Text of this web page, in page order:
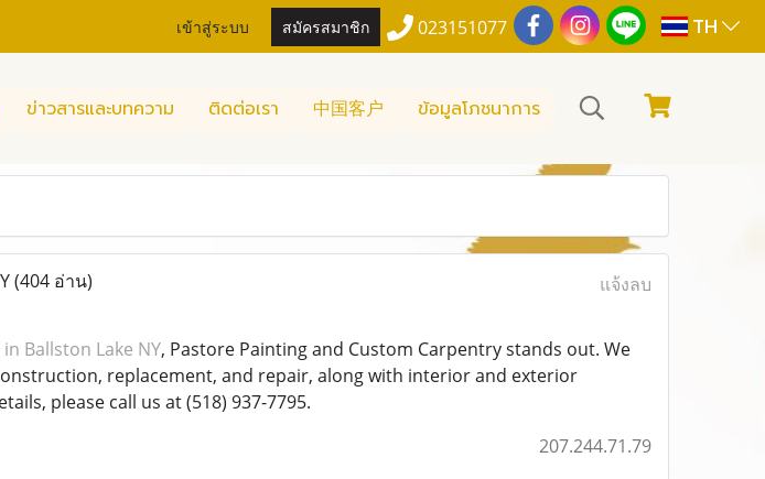
เข้าสู่ระบบ สมัครสมาชิก 023151077 TH
ข่าวสารและบทความ ติดต่อเรา 中国客户 ข้อมูลโภชนาการ
(404 อ่าน) แจ้งลบ
Ballston Lake NY, Pastore Painting and Custom Carpentry stands out. We
replacement, and repair, along with interior and exterior
please call us at (518) 937-7795.
207.244.71.79